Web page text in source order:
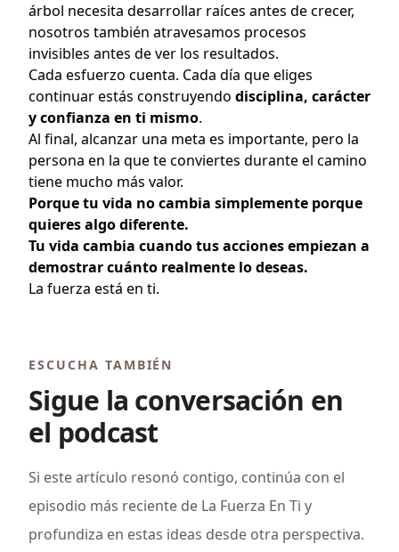
árbol necesita desarrollar raíces antes de crecer,
nosotros también atravesamos procesos
invisibles antes de ver los resultados.
Cada esfuerzo cuenta. Cada día que eliges
continuar estás construyendo disciplina, carácter
y confianza en ti mismo.
Al final, alcanzar una meta es importante, pero la
persona en la que te conviertes durante el camino
tiene mucho más valor.
Porque tu vida no cambia simplemente porque
quieres algo diferente.
Tu vida cambia cuando tus acciones empiezan a
demostrar cuánto realmente lo deseas.
La fuerza está en ti.
ESCUCHA TAMBIÉN
Sigue la conversación en
el podcast
Si este artículo resonó contigo, continúa con el
episodio más reciente de La Fuerza En Ti y
profundiza en estas ideas desde otra perspectiva.